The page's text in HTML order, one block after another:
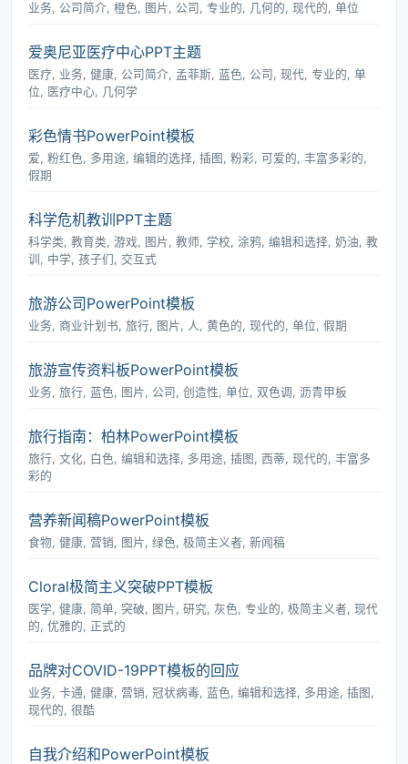
业务, 公司简介, 橙色, 图片, 公司, 专业的, 几何的, 现代的, 单位
爱奥尼亚医疗中心PPT主题
医疗, 业务, 健康, 公司简介, 孟菲斯, 蓝色, 公司, 现代, 专业的, 单
位, 医疗中心, 几何学
彩色情书PowerPoint模板
爱, 粉红色, 多用途, 编辑的选择, 插图, 粉彩, 可爱的, 丰富多彩的,
假期
科学危机教训PPT主题
科学类, 教育类, 游戏, 图片, 教师, 学校, 涂鸦, 编辑和选择, 奶油, 教
训, 中学, 孩子们, 交互式
旅游公司PowerPoint模板
业务, 商业计划书, 旅行, 图片, 人, 黄色的, 现代的, 单位, 假期
旅游宣传资料板PowerPoint模板
业务, 旅行, 蓝色, 图片, 公司, 创造性, 单位, 双色调, 沥青甲板
旅行指南：柏林PowerPoint模板
旅行, 文化, 白色, 编辑和选择, 多用途, 插图, 西蒂, 现代的, 丰富多
彩的
营养新闻稿PowerPoint模板
食物, 健康, 营销, 图片, 绿色, 极简主义者, 新闻稿
Cloral极简主义突破PPT模板
医学, 健康, 简单, 突破, 图片, 研究, 灰色, 专业的, 极简主义者, 现代
的, 优雅的, 正式的
品牌对COVID-19PPT模板的回应
业务, 卡通, 健康, 营销, 冠状病毒, 蓝色, 编辑和选择, 多用途, 插图,
现代的, 很酷
自我介绍和PowerPoint模板